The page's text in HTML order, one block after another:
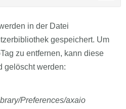
in der Datei
gespeichert. Um
zu entfernen, kann diese
gelöscht werden:
Preferences/axaio